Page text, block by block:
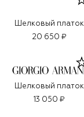
Шелковый платок
20 650 ₽
Шелковый платок
13 050 ₽